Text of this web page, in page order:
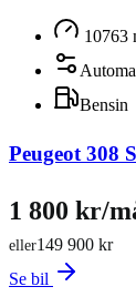
10763
Bensin
Peugeot 308
149 900 kr
eller
1 800 kr/
Se bil